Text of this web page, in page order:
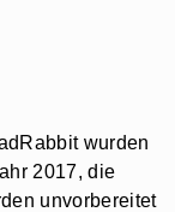
wurden
2017, die
unvorbereitet